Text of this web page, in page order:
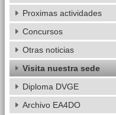
Proximas actividades
Concursos
Otras noticias
Visita nuestra sede
Diploma DVGE
Archivo EA4DO